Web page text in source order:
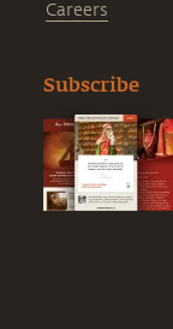
Careers
Subscribe